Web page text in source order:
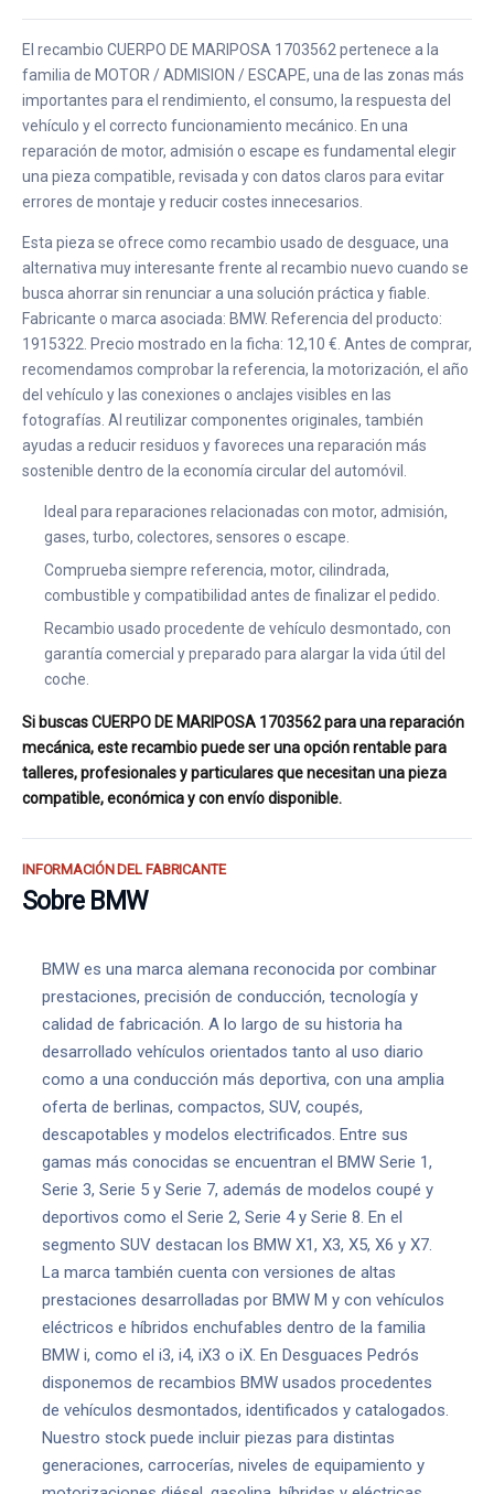
El recambio CUERPO DE MARIPOSA 1703562 pertenece a la
familia de MOTOR / ADMISION / ESCAPE, una de las zonas más
importantes para el rendimiento, el consumo, la respuesta del
vehículo y el correcto funcionamiento mecánico. En una
reparación de motor, admisión o escape es fundamental elegir
una pieza compatible, revisada y con datos claros para evitar
errores de montaje y reducir costes innecesarios.
Esta pieza se ofrece como recambio usado de desguace, una
alternativa muy interesante frente al recambio nuevo cuando se
busca ahorrar sin renunciar a una solución práctica y fiable.
Fabricante o marca asociada: BMW. Referencia del producto:
1915322. Precio mostrado en la ficha: 12,10 €. Antes de comprar,
recomendamos comprobar la referencia, la motorización, el año
del vehículo y las conexiones o anclajes visibles en las
fotografías. Al reutilizar componentes originales, también
ayudas a reducir residuos y favoreces una reparación más
sostenible dentro de la economía circular del automóvil.
Ideal para reparaciones relacionadas con motor, admisión,
gases, turbo, colectores, sensores o escape.
Comprueba siempre referencia, motor, cilindrada,
combustible y compatibilidad antes de finalizar el pedido.
Recambio usado procedente de vehículo desmontado, con
garantía comercial y preparado para alargar la vida útil del
coche.
Si buscas CUERPO DE MARIPOSA 1703562 para una reparación
mecánica, este recambio puede ser una opción rentable para
talleres, profesionales y particulares que necesitan una pieza
compatible, económica y con envío disponible.
INFORMACIÓN DEL FABRICANTE
Sobre BMW
BMW es una marca alemana reconocida por combinar
prestaciones, precisión de conducción, tecnología y
calidad de fabricación. A lo largo de su historia ha
desarrollado vehículos orientados tanto al uso diario
como a una conducción más deportiva, con una amplia
oferta de berlinas, compactos, SUV, coupés,
descapotables y modelos electrificados. Entre sus
gamas más conocidas se encuentran el BMW Serie 1,
Serie 3, Serie 5 y Serie 7, además de modelos coupé y
deportivos como el Serie 2, Serie 4 y Serie 8. En el
segmento SUV destacan los BMW X1, X3, X5, X6 y X7.
La marca también cuenta con versiones de altas
prestaciones desarrolladas por BMW M y con vehículos
eléctricos e híbridos enchufables dentro de la familia
BMW i, como el i3, i4, iX3 o iX. En Desguaces Pedrós
disponemos de recambios BMW usados procedentes
de vehículos desmontados, identificados y catalogados.
Nuestro stock puede incluir piezas para distintas
generaciones, carrocerías, niveles de equipamiento y